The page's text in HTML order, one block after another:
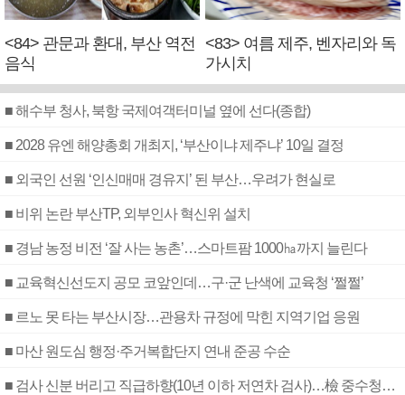
<84> 관문과 환대, 부산 역전
음식
<83> 여름 제주, 벤자리와 독
가시치
■ 해수부 청사, 북항 국제여객터미널 옆에 선다(종합)
■ 2028 유엔 해양총회 개최지, ‘부산이냐 제주냐’ 10일 결정
■ 외국인 선원 ‘인신매매 경유지’ 된 부산…우려가 현실로
■ 비위 논란 부산TP, 외부인사 혁신위 설치
■ 경남 농정 비전 ‘잘 사는 농촌’…스마트팜 1000㏊까지 늘린다
■ 교육혁신선도지 공모 코앞인데…구·군 난색에 교육청 ‘쩔쩔’
■ 르노 못 타는 부산시장…관용차 규정에 막힌 지역기업 응원
■ 마산 원도심 행정·주거복합단지 연내 준공 수순
■ 검사 신분 버리고 직급하향(10년 이하 저연차 검사)…檢 중수청행 기피